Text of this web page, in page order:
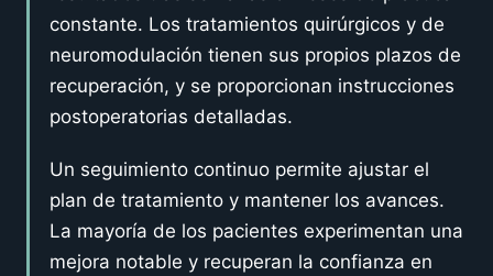
constante. Los tratamientos quirúrgicos y de
neuromodulación tienen sus propios plazos de
recuperación, y se proporcionan instrucciones
postoperatorias detalladas.
Un seguimiento continuo permite ajustar el
plan de tratamiento y mantener los avances.
La mayoría de los pacientes experimentan una
mejora notable y recuperan la confianza en